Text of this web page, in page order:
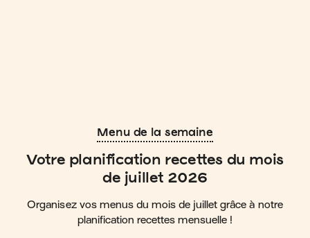
Menu de la semaine
Votre planification recettes du mois
de juillet 2026
Organisez vos menus du mois de juillet grâce à notre
planification recettes mensuelle !